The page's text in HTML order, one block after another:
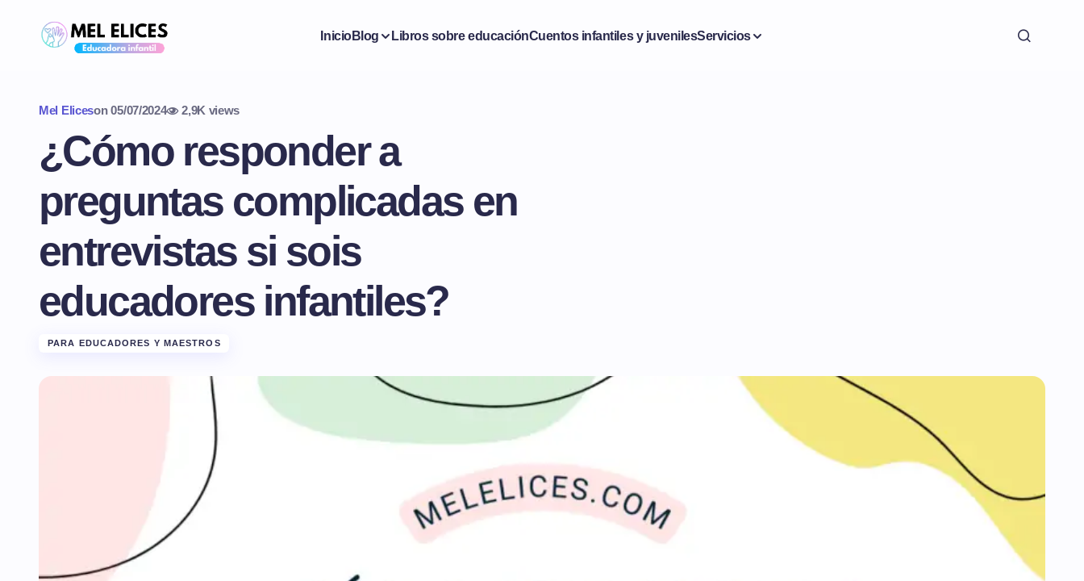
InicioBlog Libros sobre educaciónCuentos infantiles y juvenilesServicios
Mel Eliceson 05/07/2024 2,9K views
¿Cómo responder a
preguntas complicadas en
entrevistas si sois
educadores infantiles?
PARA EDUCADORES Y MAESTROS